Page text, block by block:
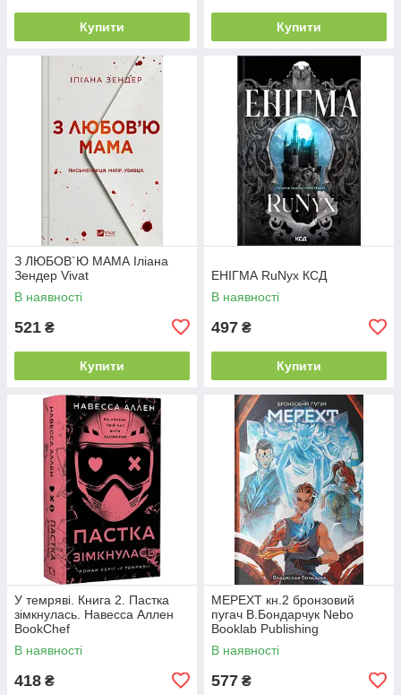
Купити Купити
З ЛЮБОВ`Ю МАМА Іліана
Зендер Vivat
В наявності
521 ₴
Купити
ЕНІГМА RuNyx КСД
В наявності
497 ₴
Купити
У темряві. Книга 2. Пастка
зімкнулась. Навесса Аллен
BookChef
В наявності
418 ₴
МЕРЕХТ кн.2 бронзовий
пугач В.Бондарчук Nebo
Booklab Publishing
В наявності
577 ₴